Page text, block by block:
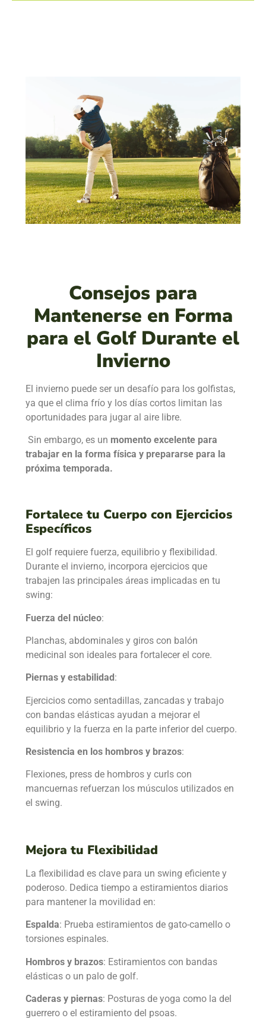
Consejos para
Mantenerse en Forma
para el Golf Durante el
Invierno
El invierno puede ser un desafío para los golfistas,
ya que el clima frío y los días cortos limitan las
oportunidades para jugar al aire libre.
Sin embargo, es un momento excelente para
trabajar en la forma física y prepararse para la
próxima temporada.
Fortalece tu Cuerpo con Ejercicios
Específicos
El golf requiere fuerza, equilibrio y flexibilidad.
Durante el invierno, incorpora ejercicios que
trabajen las principales áreas implicadas en tu
swing:
Fuerza del núcleo:
Planchas, abdominales y giros con balón
medicinal son ideales para fortalecer el core.
Piernas y estabilidad :
Ejercicios como sentadillas, zancadas y trabajo
con bandas elásticas ayudan a mejorar el
equilibrio y la fuerza en la parte inferior del cuerpo.
Resistencia en los hombros y brazos:
Flexiones, press de hombros y curls con
mancuernas refuerzan los músculos utilizados en
el swing.
Mejora tu Flexibilidad
La flexibilidad es clave para un swing eficiente y
poderoso. Dedica tiempo a estiramientos diarios
para mantener la movilidad en:
Espalda: Prueba estiramientos de gato-camello o
torsiones espinales.
Hombros y brazos: Estiramientos con bandas
elásticas o un palo de golf.
Caderas y piernas: Posturas de yoga como la del
guerrero o el estiramiento del psoas.